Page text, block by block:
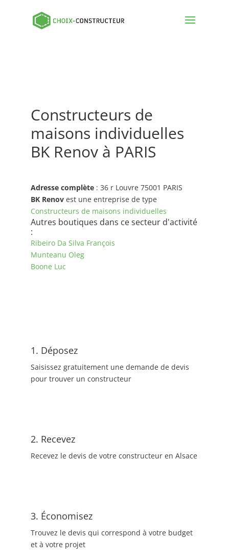
Constructeurs de
maisons individuelles
BK Renov à PARIS
Adresse complète: 36 r Louvre 75001 PARIS
BK Renovest une entreprise de type
Constructeurs de maisons individuelles
Autres boutiques dans ce secteur d'activité
:
Ribeiro Da Silva François
Munteanu Oleg
Boone Luc
1. Déposez
Saisissez gratuitement une demande de devis
pour trouver un constructeur
2. Recevez
Recevez le devis de votre constructeur en Alsace
3. Économisez
Trouvez le devis qui correspond à votre budget
et à votre projet